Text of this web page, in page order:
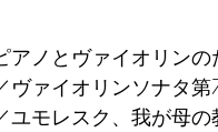
ノとヴァイオリン
ァイオリンソナタ
モレスク、我が母の